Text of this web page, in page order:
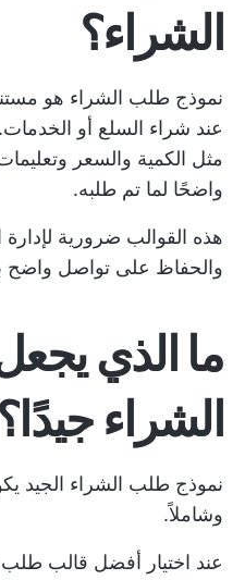
الشراء؟
نموذج طلب الشراء هو
عند شراء السلع أو
مثل الكمية والسعر
واضحًا لما تم طلبه.
هذه القوالب ضرورية لإدارة
والحفاظ على تواصل واضح
ما الذي
الشراء جيدًا؟
نموذج طلب الشراء الجيد
وشاملاً.
عند اختيار أفضل قالب